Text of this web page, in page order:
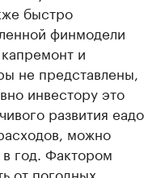
быстро
финмодели
и
не представлены,
инвестору это
развития еадо
можно
в год. Фактором
от погодных